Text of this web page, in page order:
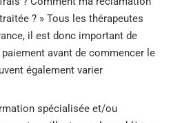
? » Tous les thérapeutes
il est donc important de
avant de commencer le
également varier
spécialisée et/ou